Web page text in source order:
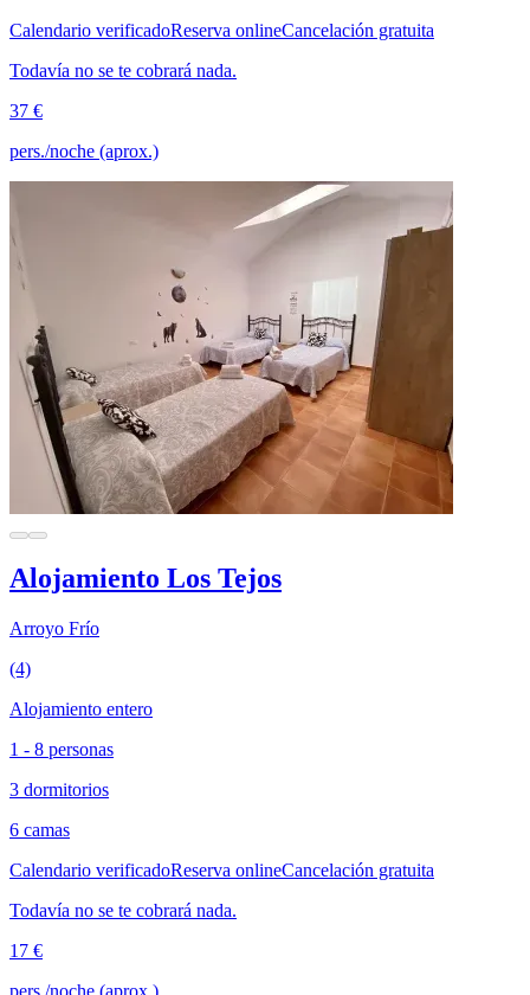
Calendario verificadoReserva onlineCancelación gratuita
Todavía no se te cobrará nada.
37 €
pers./noche (aprox.)
Alojamiento Los Tejos
Arroyo Frío
(4)
Alojamiento entero
1 - 8 personas
3 dormitorios
6 camas
Calendario verificadoReserva onlineCancelación gratuita
Todavía no se te cobrará nada.
17 €